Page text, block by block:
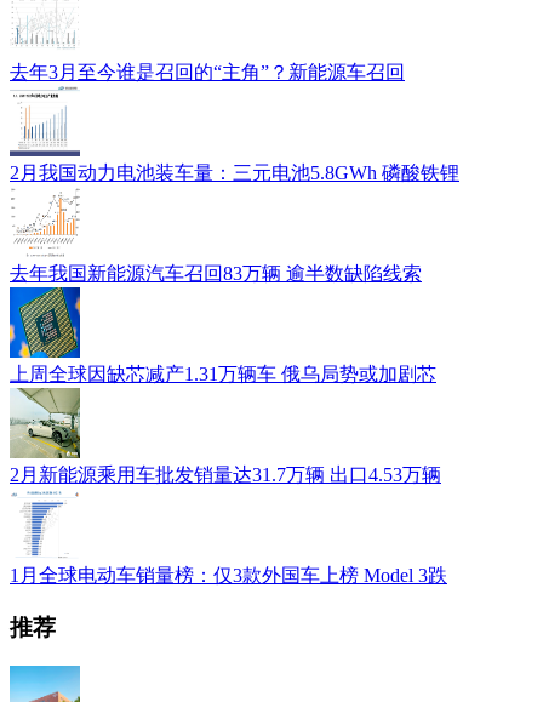
去年3月至今谁是召回的“主角”？新能源车召回
2月我国动力电池装车量：三元电池5.8GWh 磷酸铁锂
去年我国新能源汽车召回83万辆 逾半数缺陷线索
上周全球因缺芯减产1.31万辆车 俄乌局势或加剧芯
2月新能源乘用车批发销量达31.7万辆 出口4.53万辆
1月全球电动车销量榜：仅3款外国车上榜 Model 3跌
推荐